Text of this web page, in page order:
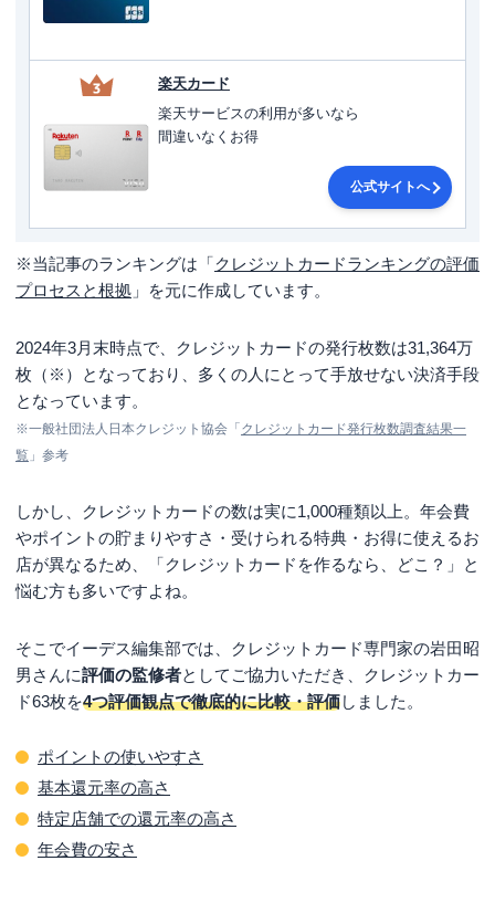
楽天カード
楽天サービスの利用が多いなら
間違いなくお得
公式サイトへ
※当記事のランキングは「クレジットカードランキングの評価
プロセスと根拠 」を元に作成しています。
2024年3月末時点で、クレジットカードの発行枚数は31,364万
枚（※）となっており、多くの人にとって手放せない決済手段
となっています。
※一般社団法人日本クレジット協会「クレジットカード発行枚数調査結果一
覧 」参考
しかし、クレジットカードの数は実に1,000種類以上。年会費
やポイントの貯まりやすさ・受けられる特典・お得に使えるお
店が異なるため、「クレジットカードを作るなら、どこ？」と
悩む方も多いですよね。
そこでイーデス編集部では、クレジットカード専門家の岩田昭
男さんに評価の監修者としてご協力いただき、クレジットカー
ド63枚を4つ評価観点で徹底的に比較・評価しました。
ポイントの使いやすさ
基本還元率の高さ
特定店舗での還元率の高さ
年会費の安さ